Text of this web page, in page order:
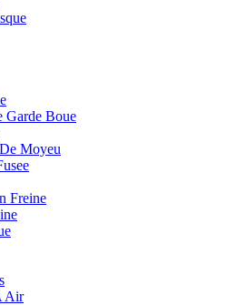
Garde Boue
Moyeu
Freine
Air